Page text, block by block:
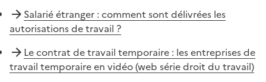
Salarié étranger : comment sont délivrées les
autorisations de travail ?
Le contrat de travail temporaire : les entreprises de
travail temporaire en vidéo (web série droit du travail)